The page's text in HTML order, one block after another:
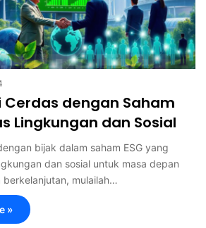
Cerdas dengan Saham
Lingkungan dan Sosial
bijak dalam saham ESG yang
dan sosial untuk masa depan
berkelanjutan, mulailah…
»